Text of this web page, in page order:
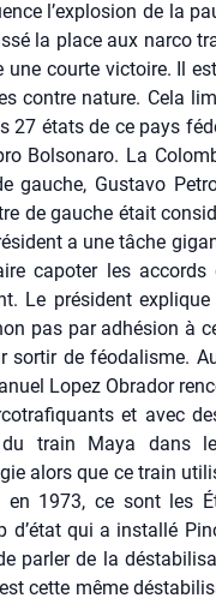
l’explosion de la
la place aux nar­co
une courte vic­toire. Il
contre nature. Cela
27 états de ce pays
Bol­so­na­ro. La
gauche, Gus­ta­vo
de gauche était
a une tâche
capo­ter les accords
Le pré­sident
pas par adhé­sion à
sor­tir de féo­da­lisme.
Lopez Obra­dor
et avec
du train Maya dans
alors que ce train
en 1973, ce sont les
d’état qui a ins­tal­lé
par­ler de la
cette même